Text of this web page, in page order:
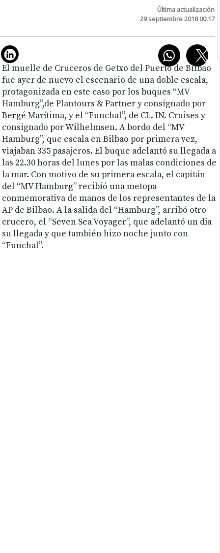
Última actualización
29 septiembre 2018 00:17
El muelle de Cruceros de Getxo del Puerto de Bilbao
fue ayer de nuevo el escenario de una doble escala,
protagonizada en este caso por los buques “MV
Hamburg”,de Plantours & Partner y consignado por
Bergé Marítima, y el “Funchal”, de CL. IN. Cruises y
consignado por Wilhelmsen. A bordo del “MV
Hamburg”, que escala en Bilbao por primera vez,
viajaban 335 pasajeros. El buque adelantó su llegada a
las 22.30 horas del lunes por las malas condiciones de
la mar. Con motivo de su primera escala, el capitán
del “MV Hamburg” recibió una metopa
conmemorativa de manos de los representantes de la
AP de Bilbao. A la salida del “Hamburg”, arribó otro
crucero, el “Seven Sea Voyager”, que adelantó un día
su llegada y que también hizo noche junto con
“Funchal”.